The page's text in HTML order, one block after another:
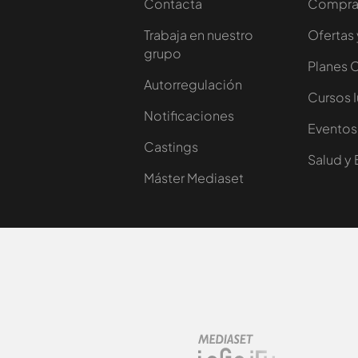
Contacta
Trabaja en nuestro
grupo
Autorregulación
Notificaciones
Castings
Máster Mediaset
Ofertas
Planes
Cursos
Salud y